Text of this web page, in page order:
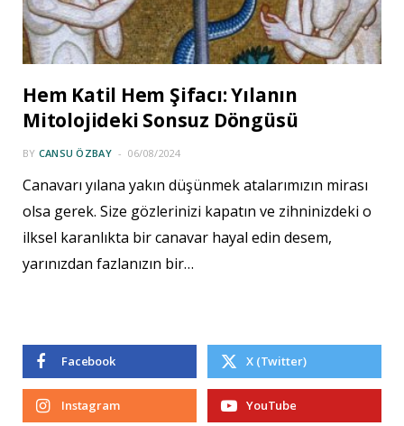
Hem Katil Hem Şifacı: Yılanın
Mitolojideki Sonsuz Döngüsü
BY CANSU ÖZBAY 06/08/2024
Canavarı yılana yakın düşünmek atalarımızın mirası
olsa gerek. Size gözlerinizi kapatın ve zihninizdeki o
ilksel karanlıkta bir canavar hayal edin desem,
yarınızdan fazlanızın bir…
Facebook X (Twitter)
Instagram YouTube